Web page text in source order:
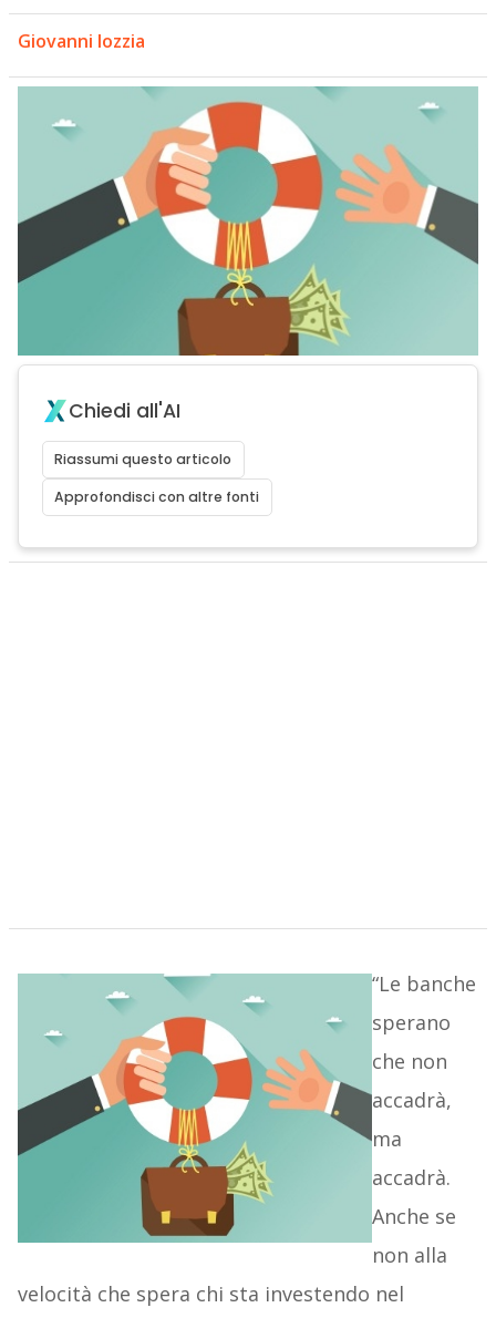
Giovanni Iozzia
Chiedi all'AI
Riassumi questo articolo
Approfondisci con altre fonti
“Le banche
sperano
che non
accadrà,
ma
accadrà.
Anche se
non alla
velocità che spera chi sta investendo nel